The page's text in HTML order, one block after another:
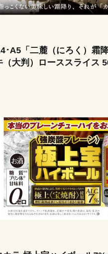
･A5「二麓（にろく）霜
（大判）ローススライス
） ニセコ連峰と鈴鹿山脈
と）で育てた脂の質にこ
しゃぶしゃぶ すき焼き
ふるさと納税